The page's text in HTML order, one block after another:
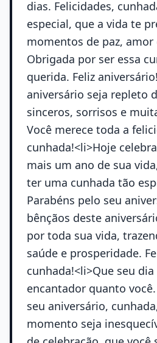
dias. Felicidades,
especial, que a vida te
momentos de paz, amor
Obrigada por ser essa
querida. Feliz
aniversário seja repleto
sinceros, sorrisos e
Você merece toda a
cunhada!<li>Hoje
mais um ano de sua
ter uma cunhada tão
Parabéns pelo seu
bênçãos deste
por toda sua vida,
saúde e prosperidade.
cunhada!<li>Que seu
encantador quanto
seu aniversário,
momento seja